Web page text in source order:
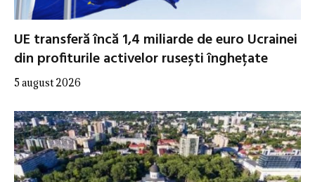
UE transferă încă 1,4 miliarde de euro Ucrainei
din profiturile activelor rusești înghețate
5 august 2026